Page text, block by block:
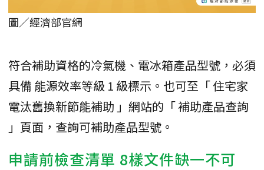
圖／經濟部官網
符合補助資格的冷氣機、電冰箱產品型號，必須
具備 能源效率等級 1 級標示。也可至「 住宅家
電汰舊換新節能補助 」網站的「 補助產品查詢
」頁面，查詢可補助產品型號。
申請前檢查清單 8樣文件缺一不可